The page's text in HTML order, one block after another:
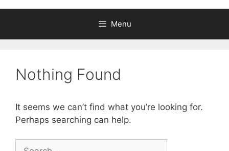
Menu
Nothing Found
It seems we can’t find what you’re looking for.
Perhaps searching can help.
Suchen